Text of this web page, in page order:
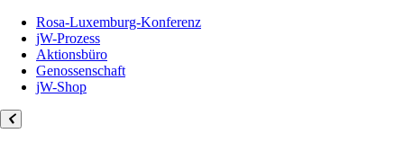
Rosa-Luxemburg-Konferenz
jW-Prozess
Aktionsbüro
Genossenschaft
jW-Shop